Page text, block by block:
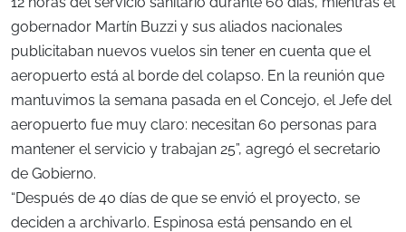
gobernador Martín Buzzi y sus aliados nacionales
publicitaban nuevos vuelos sin tener en cuenta que el
aeropuerto está al borde del colapso. En la reunión que
mantuvimos la semana pasada en el Concejo, el Jefe del
aeropuerto fue muy claro: necesitan 60 personas para
mantener el servicio y trabajan 25”, agregó el secretario
de Gobierno.
“Después de 40 días de que se envió el proyecto, se
deciden a archivarlo. Espinosa está pensando en el